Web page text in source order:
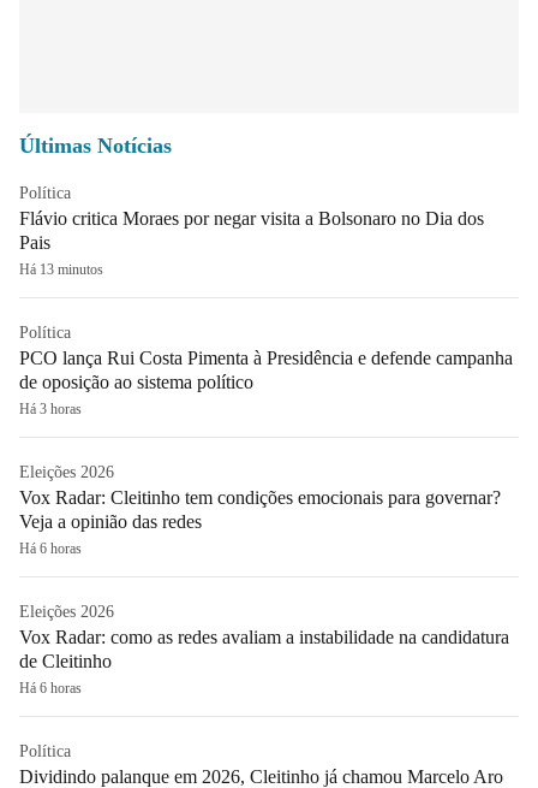
Últimas Notícias
Política
Flávio critica Moraes por negar visita a Bolsonaro no Dia dos
Pais
Há 13 minutos
Política
PCO lança Rui Costa Pimenta à Presidência e defende campanha
de oposição ao sistema político
Há 3 horas
Eleições 2026
Vox Radar: Cleitinho tem condições emocionais para governar?
Veja a opinião das redes
Há 6 horas
Eleições 2026
Vox Radar: como as redes avaliam a instabilidade na candidatura
de Cleitinho
Há 6 horas
Política
Dividindo palanque em 2026, Cleitinho já chamou Marcelo Aro